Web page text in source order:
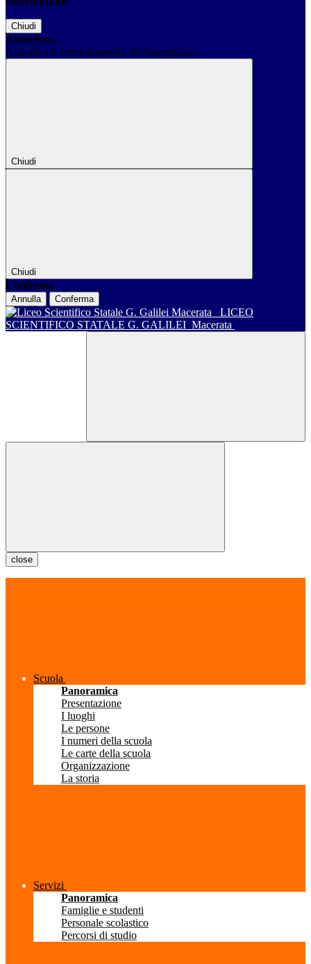
Chiudi
Attendere...
Attendere il completamento dell'operazione...
Chiudi
Chiudi
Conferma
Annulla Conferma
LICEO
SCIENTIFICO STATALE G. GALILEI Macerata
close
Scuola
Panoramica
Presentazione
I luoghi
Le persone
I numeri della scuola
Le carte della scuola
Organizzazione
La storia
Servizi
Panoramica
Famiglie e studenti
Personale scolastico
Percorsi di studio